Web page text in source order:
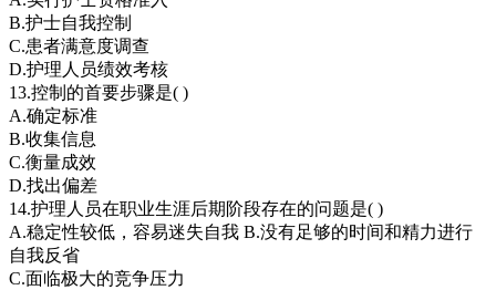
B.护士自我控制
C.患者满意度调查
D.护理人员绩效考核
13.控制的首要步骤是( )
A.确定标准
B.收集信息
C.衡量成效
D.找出偏差
14.护理人员在职业生涯后期阶段存在的问题是( )
A.稳定性较低，容易迷失自我 B.没有足够的时间和精力进行
自我反省
C.面临极大的竞争压力